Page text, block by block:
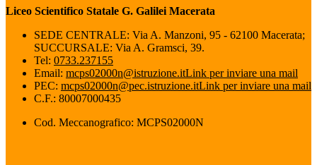
Liceo Scientifico Statale G. Galilei Macerata
SEDE CENTRALE: Via A. Manzoni, 95 - 62100 Macerata;
SUCCURSALE: Via A. Gramsci, 39.
Tel: 0733.237155
Email: mcps02000n@istruzione.itLink per inviare una mail
PEC: mcps02000n@pec.istruzione.itLink per inviare una mail
C.F.: 80007000435
Cod. Meccanografico: MCPS02000N